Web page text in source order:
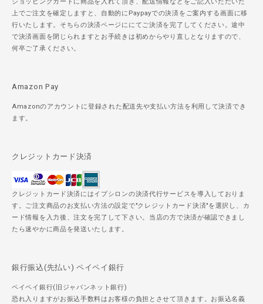
ショッピングカードに商品を入れて頂き、配送情報などをご記入いただいた
上でご注文を確定しますと、自動的にPaypayでの決済をご案内する画面に移
行いたします。そちらの決済ページににてご決済を完了してください。途中
で決済画面を閉じられますとお手続きは初めからやり直しとなりますので、
何卒ご了承ください。
Amazon Pay
Amazonのアカウントに登録された配送先や支払い方法を利用して決済でき
ます。
クレジットカード決済
クレジットカード決済にはイプシロンの決済代行サービスを導入しておりま
す。ご注文商品のお支払い方法の設定で"クレジットカード決済"を選択し、カ
ード情報を入力後、注文を完了して下さい。当店の方で決済が確認できまし
たら速やかに商品を発送いたします。
銀行振込(先払い) ペイペイ銀行
ペイペイ銀行(旧ジャパンネット銀行)
恐れ入りますがお振込手数料はお客様の負担とさせて頂きます。お振込名義